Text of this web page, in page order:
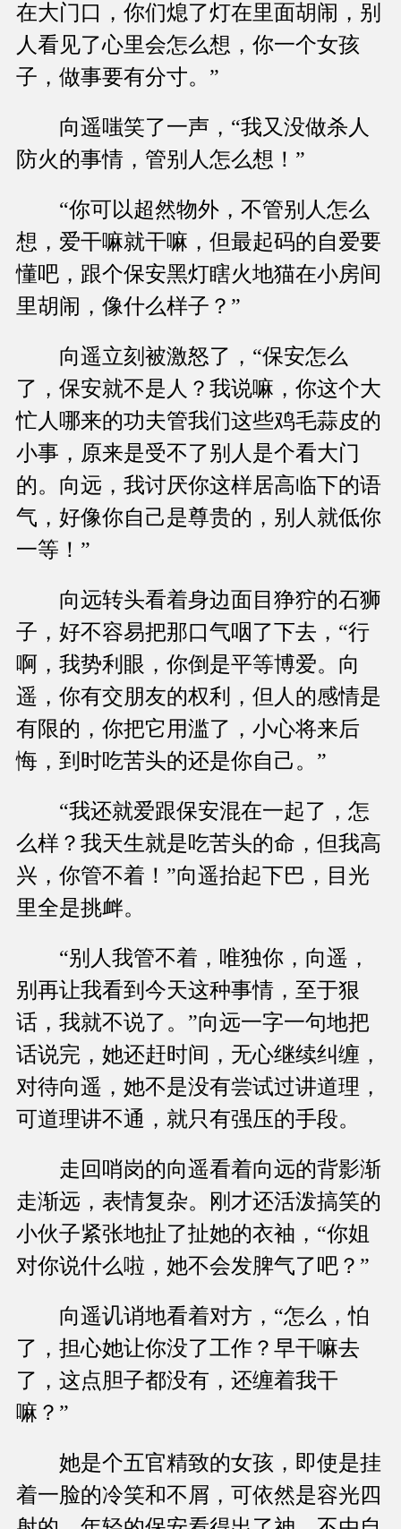
在大门口，你们熄了灯在里面胡闹，别
人看见了心里会怎么想，你一个女孩
子，做事要有分寸。”
向遥嗤笑了一声，“我又没做杀人
防火的事情，管别人怎么想！”
“你可以超然物外，不管别人怎么
想，爱干嘛就干嘛，但最起码的自爱要
懂吧，跟个保安黑灯瞎火地猫在小房间
里胡闹，像什么样子？”
向遥立刻被激怒了，“保安怎么
了，保安就不是人？我说嘛，你这个大
忙人哪来的功夫管我们这些鸡毛蒜皮的
小事，原来是受不了别人是个看大门
的。向远，我讨厌你这样居高临下的语
气，好像你自己是尊贵的，别人就低你
一等！”
向远转头看着身边面目狰狞的石狮
子，好不容易把那口气咽了下去，“行
啊，我势利眼，你倒是平等博爱。向
遥，你有交朋友的权利，但人的感情是
有限的，你把它用滥了，小心将来后
悔，到时吃苦头的还是你自己。”
“我还就爱跟保安混在一起了，怎
么样？我天生就是吃苦头的命，但我高
兴，你管不着！”向遥抬起下巴，目光
里全是挑衅。
“别人我管不着，唯独你，向遥，
别再让我看到今天这种事情，至于狠
话，我就不说了。”向远一字一句地把
话说完，她还赶时间，无心继续纠缠，
对待向遥，她不是没有尝试过讲道理，
可道理讲不通，就只有强压的手段。
走回哨岗的向遥看着向远的背影渐
走渐远，表情复杂。刚才还活泼搞笑的
小伙子紧张地扯了扯她的衣袖，“你姐
对你说什么啦，她不会发脾气了吧？”
向遥讥诮地看着对方，“怎么，怕
了，担心她让你没了工作？早干嘛去
了，这点胆子都没有，还缠着我干
嘛？”
她是个五官精致的女孩，即使是挂
着一脸的冷笑和不屑，可依然是容光四